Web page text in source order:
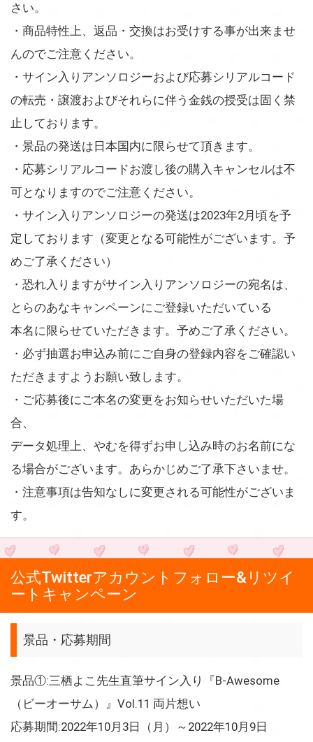
さい。
・商品特性上、返品・交換はお受けする事が出来ませ
んのでご注意ください。
・サイン入りアンソロジーおよび応募シリアルコード
の転売・譲渡およびそれらに伴う金銭の授受は固く禁
止しております。
・景品の発送は日本国内に限らせて頂きます。
・応募シリアルコードお渡し後の購入キャンセルは不
可となりますのでご注意ください。
・サイン入りアンソロジーの発送は2023年2月頃を予
定しております（変更となる可能性がございます。予
めご了承ください）
・恐れ入りますがサイン入りアンソロジーの宛名は、
とらのあなキャンペーンにご登録いただいている
本名に限らせていただきます。予めご了承ください。
・必ず抽選お申込み前にご自身の登録内容をご確認い
ただきますようお願い致します。
・ご応募後にご本名の変更をお知らせいただいた場
合、
データ処理上、やむを得ずお申し込み時のお名前にな
る場合がございます。あらかじめご了承下さいませ。
・注意事項は告知なしに変更される可能性がございま
す。
公式Twitterアカウントフォロー&リツイ
ートキャンペーン
景品・応募期間
景品①:三栖よこ先生直筆サイン入り『B-Awesome
（ビーオーサム）』Vol.11 両片想い
応募期間:2022年10月3日（月）～2022年10月9日